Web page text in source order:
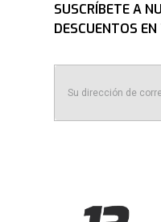
SUSCRÍBETE A
DESCUENTOS